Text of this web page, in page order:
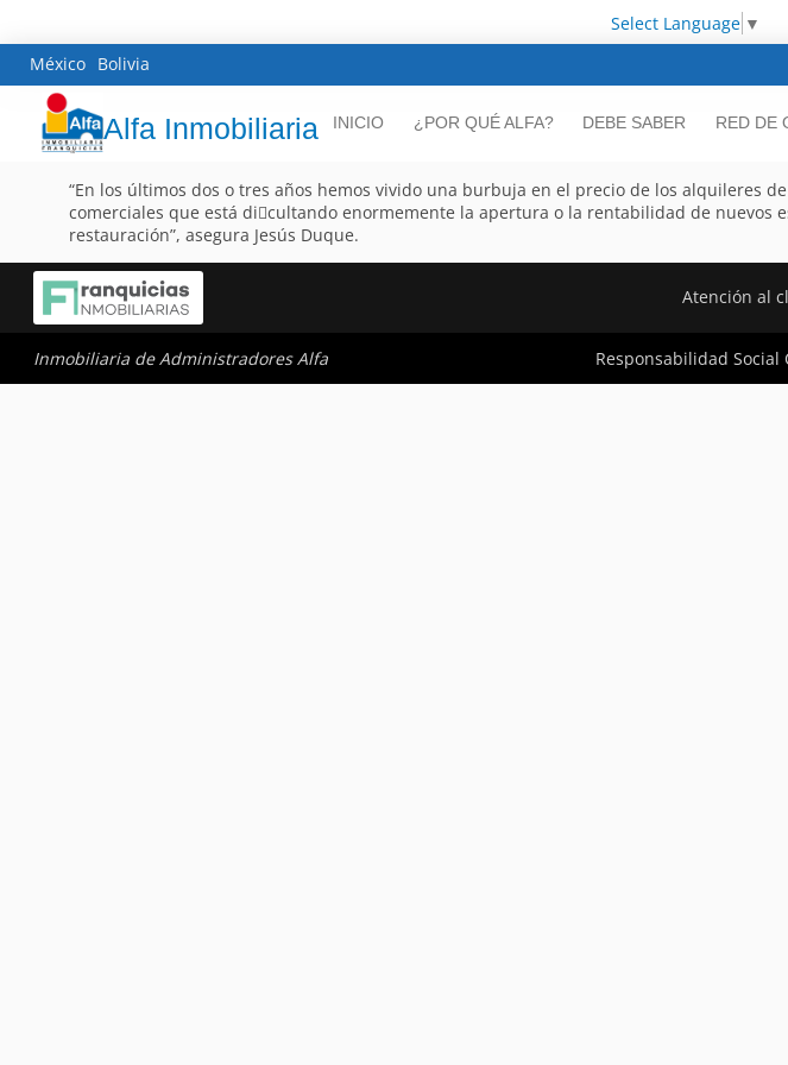
Select Language ▼
México Bolivia
Alfa Inmobiliaria INICIO ¿POR QUÉ ALFA? DEBE SABER RED DE
“En los últimos dos o tres años hemos vivido una burbuja en el precio de los alquileres
comerciales que está di􀂦cultando enormemente la apertura o la rentabilidad de nuevos
restauración”, asegura Jesús Duque.
Atención al
Inmobiliaria de Administradores Alfa Responsabilidad Social